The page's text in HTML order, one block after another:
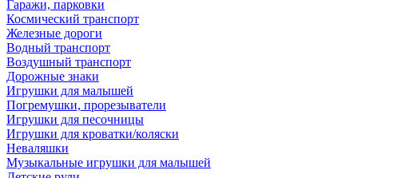
Гаражи, парковки
Космический транспорт
Железные дороги
Водный транспорт
Воздушный транспорт
Дорожные знаки
Игрушки для малышей
Погремушки, прорезыватели
Игрушки для песочницы
Игрушки для кроватки/коляски
Неваляшки
Музыкальные игрушки для малышей